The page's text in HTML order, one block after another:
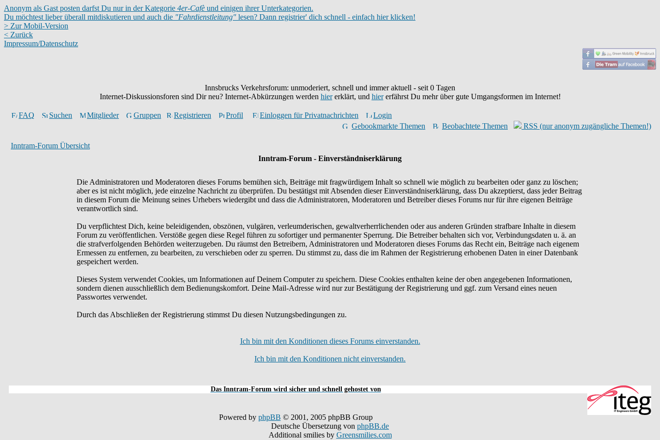
Anonym als Gast posten darfst Du nur in der Kategorie 4er-Cafè und einigen ihrer Unterkategorien.
Du möchtest lieber überall mitdiskutieren und auch die "Fahrdienstleitung" lesen? Dann registrier' dich schnell - einfach hier klicken!
> Zur Mobil-Version
< Zurück
Impressum/Datenschutz
Innsbrucks Verkehrsforum: unmoderiert, schnell und immer aktuell - seit 0 Tagen
Internet-Diskussionsforen sind Dir neu? Internet-Abkürzungen werden hiererklärt, und hiererfährst Du mehr über gute Umgangsformen im Internet!
FAQ Suchen Mitglieder Gruppen Registrieren Profil Einloggen für Privatnachrichten
Login
Gebookmarkte Themen
Beobachtete Themen RSS (nur anonym zugängliche Themen!)
Inntram-Forum Übersicht
Inntram-Forum - Einverständniserklärung
Die Administratoren und Moderatoren dieses Forums bemühen sich, Beiträge mit fragwürdigem Inhalt so schnell wie möglich zu bearbeiten oder ganz zu löschen;
aber es ist nicht möglich, jede einzelne Nachricht zu überprüfen. Du bestätigst mit Absenden dieser Einverständniserklärung, dass Du akzeptierst, dass jeder Beitrag
in diesem Forum die Meinung seines Urhebers wiedergibt und dass die Administratoren, Moderatoren und Betreiber dieses Forums nur für ihre eigenen Beiträge
verantwortlich sind.
Du verpflichtest Dich, keine beleidigenden, obszönen, vulgären, verleumderischen, gewaltverherrlichenden oder aus anderen Gründen strafbare Inhalte in diesem
Forum zu veröffentlichen. Verstöße gegen diese Regel führen zu sofortiger und permanenter Sperrung. Die Betreiber behalten sich vor, Verbindungsdaten u. ä. an
die strafverfolgenden Behörden weiterzugeben. Du räumst den Betreibern, Administratoren und Moderatoren dieses Forums das Recht ein, Beiträge nach eigenem
Ermessen zu entfernen, zu bearbeiten, zu verschieben oder zu sperren. Du stimmst zu, dass die im Rahmen der Registrierung erhobenen Daten in einer Datenbank
gespeichert werden.
Dieses System verwendet Cookies, um Informationen auf Deinem Computer zu speichern. Diese Cookies enthalten keine der oben angegebenen Informationen,
sondern dienen ausschließlich dem Bedienungskomfort. Deine Mail-Adresse wird nur zur Bestätigung der Registrierung und ggf. zum Versand eines neuen
Passwortes verwendet.
Durch das Abschließen der Registrierung stimmst Du diesen Nutzungsbedingungen zu.
Ich bin mit den Konditionen dieses Forums einverstanden.
Ich bin mit den Konditionen nicht einverstanden.
Das Inntram-Forum wird sicher und schnell gehostet von
Powered by phpBB © 2001, 2005 phpBB Group
Deutsche Übersetzung von phpBB.de
Additional smilies by Greensmilies.com